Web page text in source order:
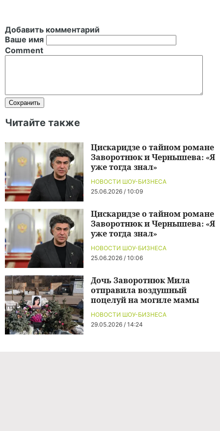
Добавить комментарий
Ваше имя
Comment
Читайте также
НОВОСТИ ШОУ-БИЗНЕСА
25.06.2026 / 10:09
Цискаридзе о тайном романе
Заворотнюк и Чернышева: «Я
уже тогда знал»
НОВОСТИ ШОУ-БИЗНЕСА
25.06.2026 / 10:06
Цискаридзе о тайном романе
Заворотнюк и Чернышева: «Я
уже тогда знал»
НОВОСТИ ШОУ-БИЗНЕСА
29.05.2026 / 14:24
Дочь Заворотнюк Мила
отправила воздушный
поцелуй на могиле мамы